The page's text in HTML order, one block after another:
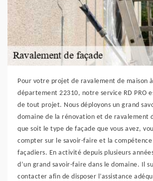
Pour votre projet de ravalement de maison
département 22310, notre service RD PRO
de tout projet. Nous déployons un grand
domaine de la rénovation et de ravalement
que soit le type de façade que vous avez,
compter sur le savoir-faire et la compétence
façadiers. En activité depuis plusieurs
d’un grand savoir-faire dans le domaine. Il
contacter afin de disposer l’assistance